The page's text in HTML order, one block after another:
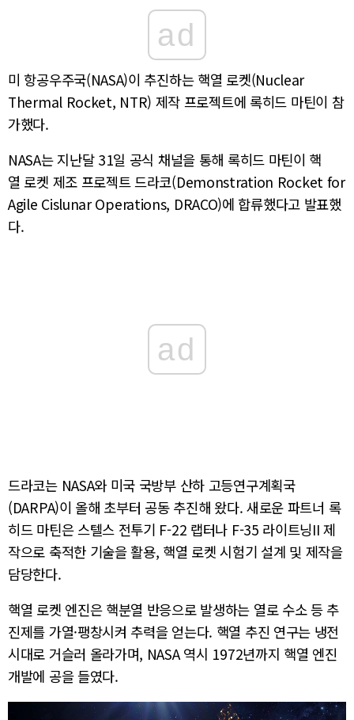
ad
미 항공우주국(NASA)이 추진하는 핵열 로켓(Nuclear
Thermal Rocket, NTR) 제작 프로젝트에 록히드 마틴이 참
가했다.
NASA는 지난달 31일 공식 채널을 통해 록히드 마틴이 핵
열 로켓 제조 프로젝트 드라코(Demonstration Rocket for
Agile Cislunar Operations, DRACO)에 합류했다고 발표했
다.
ad
드라코는 NASA와 미국 국방부 산하 고등연구계획국
(DARPA)이 올해 초부터 공동 추진해 왔다. 새로운 파트너 록
히드 마틴은 스텔스 전투기 F-22 랩터나 F-35 라이트닝II 제
작으로 축적한 기술을 활용, 핵열 로켓 시험기 설계 및 제작을
담당한다.
핵열 로켓 엔진은 핵분열 반응으로 발생하는 열로 수소 등 추
진제를 가열·팽창시켜 추력을 얻는다. 핵열 추진 연구는 냉전
시대로 거슬러 올라가며, NASA 역시 1972년까지 핵열 엔진
개발에 공을 들였다.